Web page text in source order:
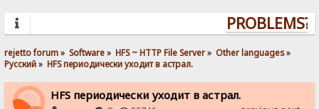
PROBLEMS?
rejetto forum» Software» HFS ~ HTTP File Server» Other languages»
Pусский» HFS периодически уходит в астрал.
HFS периодически уходит в астрал.